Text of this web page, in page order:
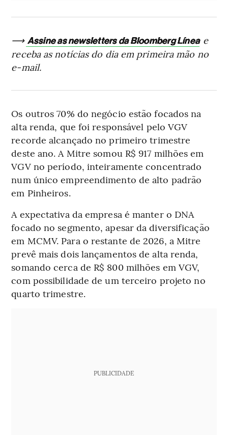
⟶ Assine as newsletters da Bloomberg Línea e
receba as notícias do dia em primeira mão no
e-mail.
Os outros 70% do negócio estão focados na
alta renda, que foi responsável pelo VGV
recorde alcançado no primeiro trimestre
deste ano. A Mitre somou R$ 917 milhões em
VGV no período, inteiramente concentrado
num único empreendimento de alto padrão
em Pinheiros.
A expectativa da empresa é manter o DNA
focado no segmento, apesar da diversificação
em MCMV. Para o restante de 2026, a Mitre
prevê mais dois lançamentos de alta renda,
somando cerca de R$ 800 milhões em VGV,
com possibilidade de um terceiro projeto no
quarto trimestre.
PUBLICIDADE